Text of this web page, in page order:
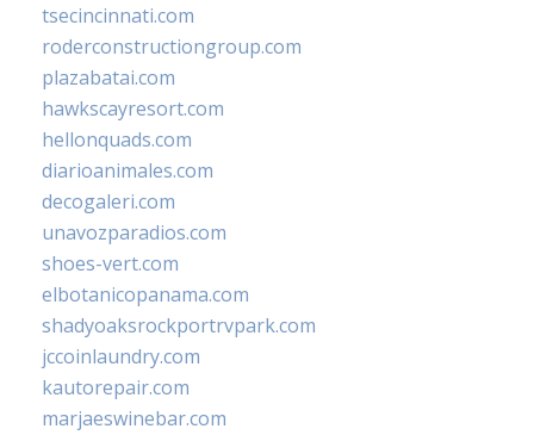
tsecincinnati.com
roderconstructiongroup.com
plazabatai.com
hawkscayresort.com
hellonquads.com
diarioanimales.com
decogaleri.com
unavozparadios.com
shoes-vert.com
elbotanicopanama.com
shadyoaksrockportrvpark.com
jccoinlaundry.com
kautorepair.com
marjaeswinebar.com